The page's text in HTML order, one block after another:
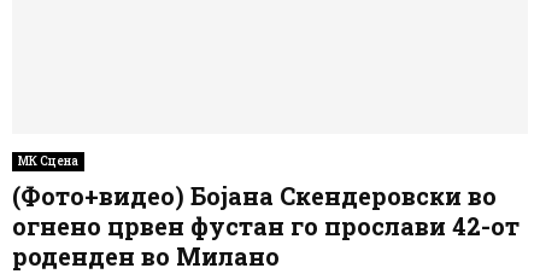
МК Сцена
(Фото+видео) Бојана Скендеровски во
огнено црвен фустан го прослави 42-от
роденден во Милано